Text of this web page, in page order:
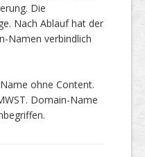
Die
Nach Ablauf hat der
Namen verbindlich
ohne Content.
Domain-Name